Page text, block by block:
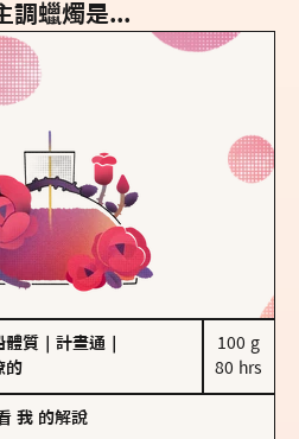
調蠟燭是...
體質 計畫通
的
100 g
80 hrs
我 的解說